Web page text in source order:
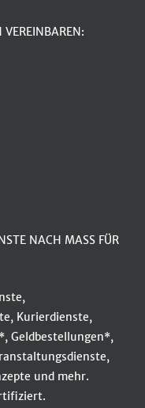
VEREINBAREN:
NACH MASS FÜR
Kurierdienste,
Geldbestellungen*,
und mehr.